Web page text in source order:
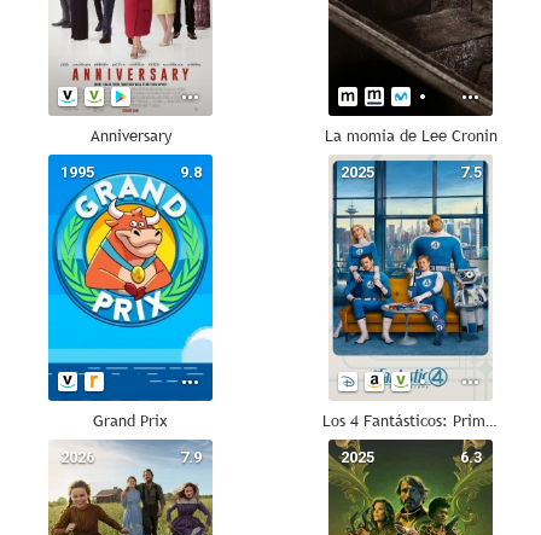
Anniversary La momia de Lee Cronin
9.8
1995
Grand Prix
7.5
2025
Los 4 Fantásticos: Primeros pasos
7.9
2026 6.3
2025